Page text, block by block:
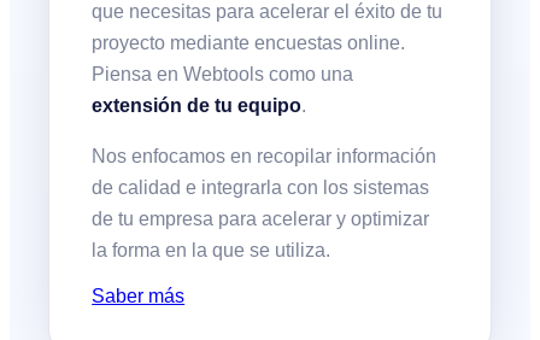
que necesitas para acelerar el éxito de tu
proyecto mediante encuestas online.
Piensa en Webtools como una
extensión de tu equipo.
Nos enfocamos en recopilar información
de calidad e integrarla con los sistemas
de tu empresa para acelerar y optimizar
la forma en la que se utiliza.
Saber más